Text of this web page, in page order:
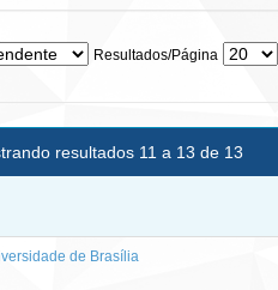
Resultados/Página
resultados 11 a 13 de 13
de Brasília